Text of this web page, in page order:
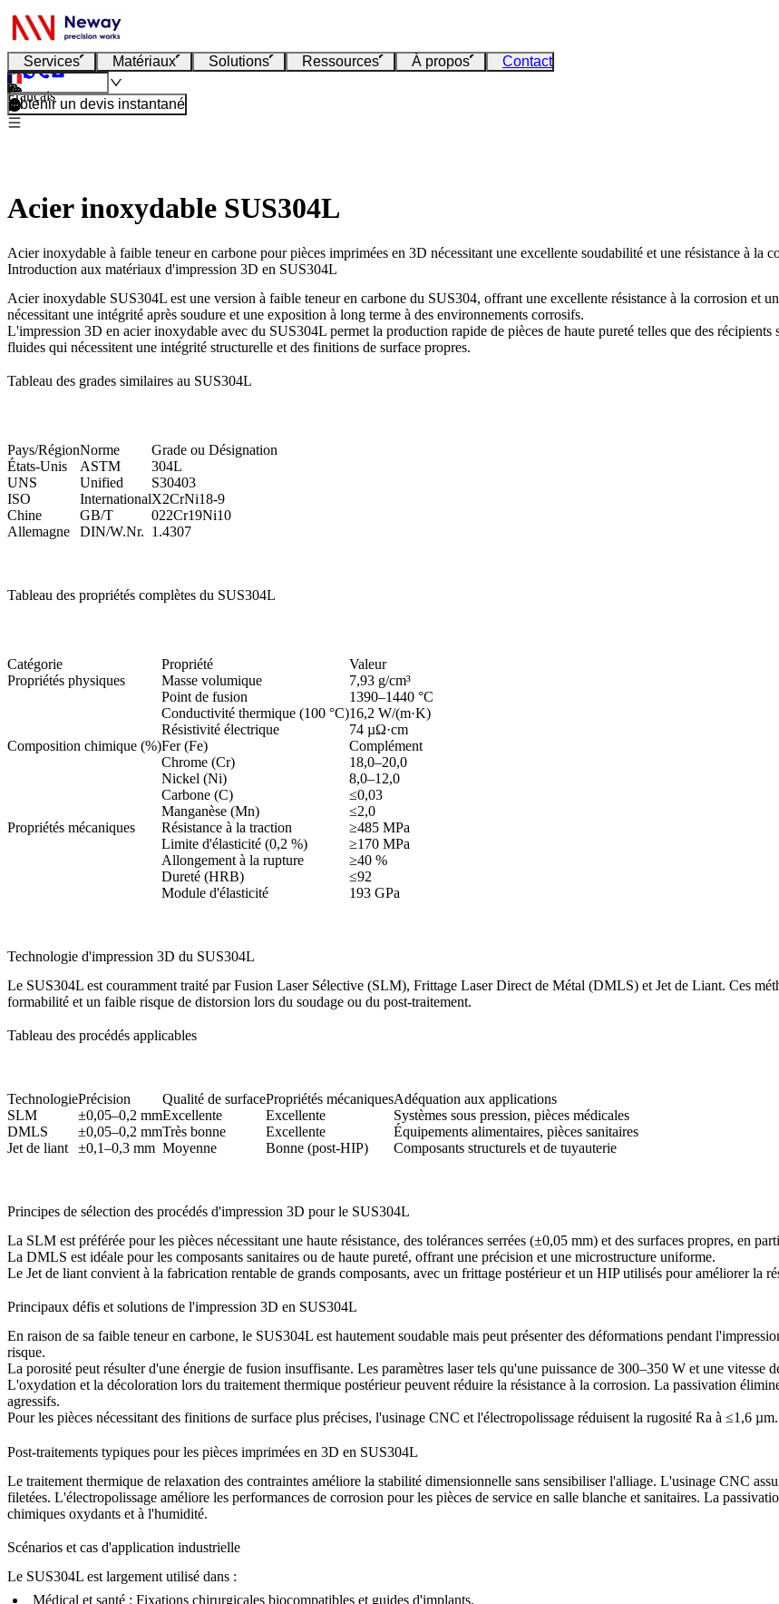
Services Matériaux Solutions Ressources À propos Contact
Français
Obtenir un devis instantané
Acier inoxydable SUS304L
Acier inoxydable à faible teneur en carbone pour pièces imprimées en 3D nécessitant une excellente soudabilité et une résistance à la
Introduction aux matériaux d'impression 3D en SUS304L
Acier inoxydable SUS304L est une version à faible teneur en carbone du SUS304, offrant une excellente résistance à la corrosion et
nécessitant une intégrité après soudure et une exposition à long terme à des environnements corrosifs.
L'impression 3D en acier inoxydable avec du SUS304L permet la production rapide de pièces de haute pureté telles que des
fluides qui nécessitent une intégrité structurelle et des finitions de surface propres.
Tableau des grades similaires au SUS304L
Pays/RégionNorme
Grade ou Désignation
États-Unis
ASTM
304L
UNS
Unified
S30403
ISO
InternationalX2CrNi18-9
Chine
GB/T
022Cr19Ni10
Allemagne
DIN/W.Nr. 1.4307
Tableau des propriétés complètes du SUS304L
Catégorie Propriété
Valeur
Propriétés physiques
Masse volumique
7,93 g/cm³
Point de fusion
1390–1440 °C
Conductivité thermique (100 °C)16,2 W/(m·K)
Résistivité électrique
74 µΩ·cm
Composition chimique (%)Fer (Fe)
Complément
Chrome (Cr)
18,0–20,0
Nickel (Ni)
8,0–12,0
Carbone (C)
≤0,03
Manganèse (Mn)
≤2,0
Propriétés mécaniques
Résistance à la traction
≥485 MPa
Limite d'élasticité (0,2 %)
≥170 MPa
Allongement à la rupture
≥40 %
Dureté (HRB)
≤92
Module d'élasticité
193 GPa
Technologie d'impression 3D du SUS304L
Le SUS304L est couramment traité par Fusion Laser Sélective (SLM), Frittage Laser Direct de Métal (DMLS) et Jet de Liant. Ces
formabilité et un faible risque de distorsion lors du soudage ou du post-traitement.
Tableau des procédés applicables
TechnologiePrécision Qualité de surfacePropriétés mécaniquesAdéquation aux applications
SLM
±0,05–0,2 mmExcellente Excellente
Systèmes sous pression, pièces médicales
DMLS
±0,05–0,2 mmTrès bonne Excellente
Équipements alimentaires, pièces sanitaires
Jet de liant
±0,1–0,3 mm Moyenne Bonne (post-HIP) Composants structurels et de tuyauterie
Principes de sélection des procédés d'impression 3D pour le SUS304L
La SLM est préférée pour les pièces nécessitant une haute résistance, des tolérances serrées (±0,05 mm) et des surfaces propres, en
La DMLS est idéale pour les composants sanitaires ou de haute pureté, offrant une précision et une microstructure uniforme.
Le Jet de liant convient à la fabrication rentable de grands composants, avec un frittage postérieur et un HIPutilisés pour améliorer la
Principaux défis et solutions de l'impression 3D en SUS304L
En raison de sa faible teneur en carbone, le SUS304L est hautement soudable mais peut présenter des déformations pendant
risque.
La porosité peut résulter d'une énergie de fusion insuffisante. Les paramètres laser tels qu'une puissance de 300–350 W et une vitesse
L'oxydation et la décoloration lors du traitement thermique postérieur peuvent réduire la résistance à la corrosion. La passivation
agressifs.
Pour les pièces nécessitant des finitions de surface plus précises, l'usinage CNC et l'électropolissage réduisent la rugosité Ra à ≤1,6 µm.
Post-traitements typiques pour les pièces imprimées en 3D en SUS304L
Le traitement thermique de relaxation des contraintes améliore la stabilité dimensionnelle sans sensibiliser l'alliage. L'usinage CNC
filetées. L'électropolissage améliore les performances de corrosion pour les pièces de service en salle blanche et sanitaires. La
chimiques oxydants et à l'humidité.
Scénarios et cas d'application industrielle
Le SUS304L est largement utilisé dans :
Médical et santé : Fixations chirurgicales biocompatibles et guides d'implants.